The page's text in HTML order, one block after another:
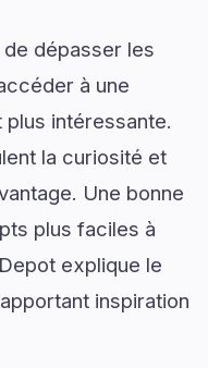
dépasser les
à une
intéressante.
la curiosité et
Une bonne
plus faciles à
explique le
inspiration